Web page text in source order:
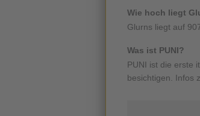
Wie hoch liegt
Glurns liegt auf
Was ist PUNI?
PUNI ist die erste
besichtigen. Infos